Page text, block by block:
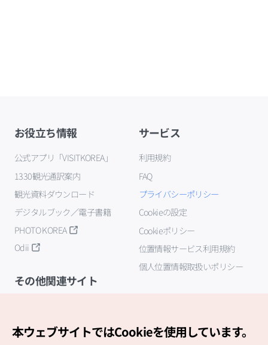
お役立ち情報
公式アプリ「VISITKOREA」
1330観光通訳案内
観光資料ダウンロード
デジタルブック／電子書籍
PHOTO KOREA
Odii
サービス
利用規約
FAQ
プライバシーポリシー
Cookieの設定
Cookieポリシー
位置情報サービス利用規約
個人位置情報取扱いポリシー
その他関連サイト
本ウェブサイトではCookieを使用しています。